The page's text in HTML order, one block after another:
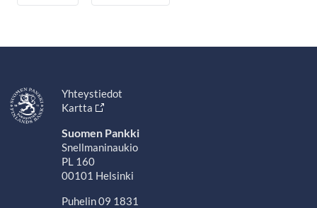
Yhteystiedot
Kartta
Suomen Pankki
Snellmaninaukio
PL 160
00101 Helsinki
Puhelin 09 1831